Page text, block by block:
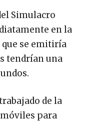
Simulacro
en la
que se emitiría
tendrían una
de la
para